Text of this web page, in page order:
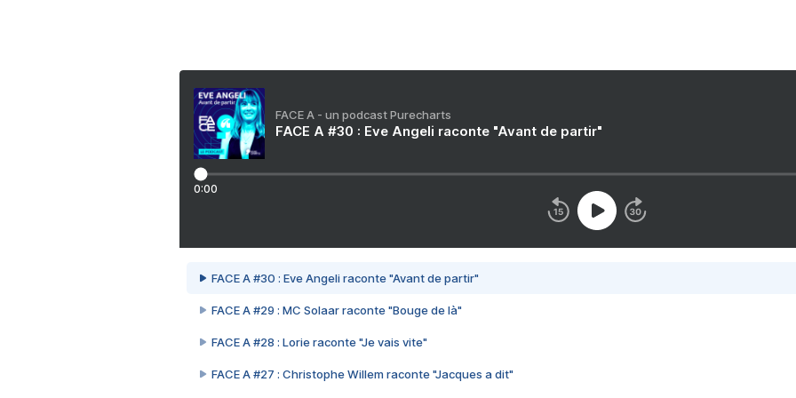
FACE A - un podcast Purecharts
FACE A #30 : Eve Angeli raconte "Avant de partir"
0:00
FACE A #30 : Eve Angeli raconte "Avant de partir"
FACE A #29 : MC Solaar raconte "Bouge de là"
FACE A #28 : Lorie raconte "Je vais vite"
FACE A #27 : Christophe Willem raconte "Jacques a dit"